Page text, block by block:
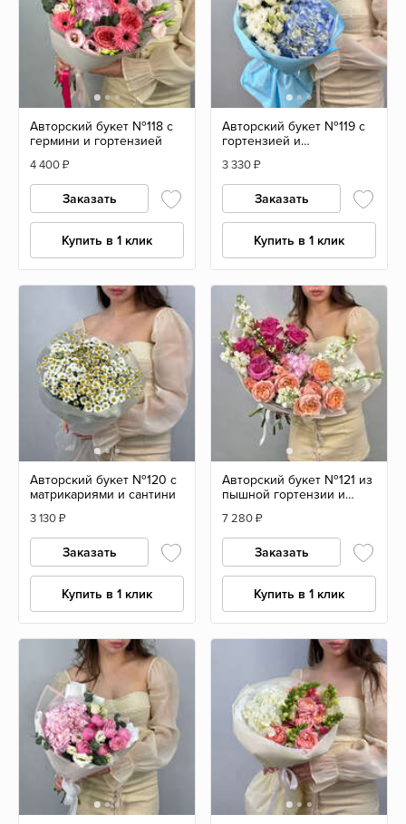
Авторский букет №118 с
гермини и гортензией
4 400₽
Заказать
Купить в 1 клик
Авторский букет №119 с
гортензией и
3 330₽
Заказать
Купить в 1 клик
Авторский букет №120 с
матрикариями и сантини
3 130₽
Заказать
Купить в 1 клик
Авторский букет №121 из
пышной гортензии и
7 280₽
Заказать
Купить в 1 клик